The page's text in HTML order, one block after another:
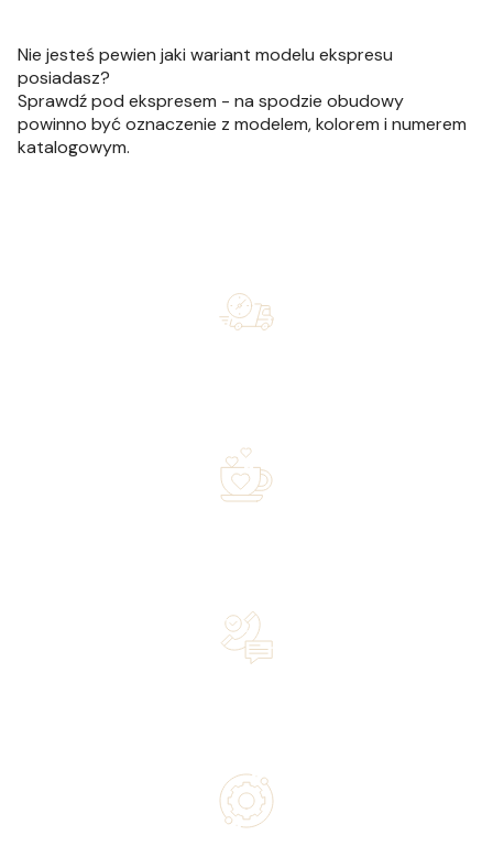
Nie jesteś pewien jaki wariant modelu ekspresu
posiadasz?
Sprawdź pod ekspresem - na spodzie obudowy
powinno być oznaczenie z modelem, kolorem i numerem
katalogowym.